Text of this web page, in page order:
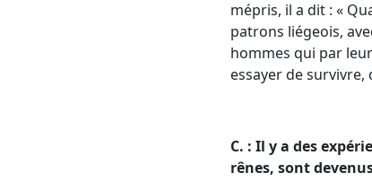
mépris, il a dit : «
patrons liégeois,
hommes qui par
essayer de
C. : Il y a des
rênes, sont